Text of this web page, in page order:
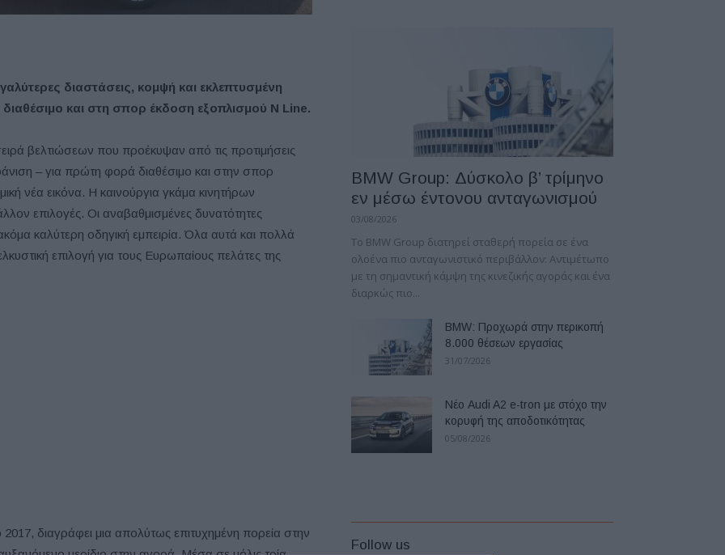
διαστάσεις, κομψή και εκλεπτυσμένη
και στη σπορ έκδοση εξοπλισμού N Line.
σειρά βελτιώσεων που προέκυψαν από τις προτιμήσεις
– για πρώτη φορά διαθέσιμο και στην σπορ
νέα εικόνα. Η καινούργια γκάμα κινητήρων
επιλογές. Οι αναβαθμισμένες δυνατότητες
καλύτερη οδηγική εμπειρία. Όλα αυτά και πολλά
επιλογή για τους Ευρωπαίους πελάτες της
διαγράφει μια απολύτως επιτυχημένη πορεία στην
BMW Group: Δύσκολο β’ τρίμηνο
εν μέσω έντονου ανταγωνισμού
03/08/2026
Το BMW Group διατηρεί σταθερή πορεία σε ένα
ολοένα πιο ανταγωνιστικό περιβάλλον: Αντιμέτωπο
με τη σημαντική κάμψη της κινεζικής αγοράς και ένα
διαρκώς πιο...
BMW: Προχωρά στην περικοπή
8.000 θέσεων εργασίας
31/07/2026
Νέο Audi A2 e-tron με στόχο την
κορυφή της αποδοτικότητας
05/08/2026
Follow us